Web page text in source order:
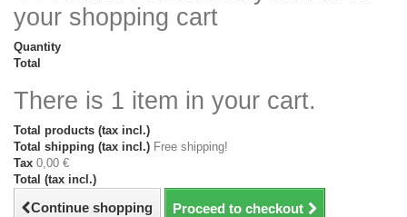
your shopping cart
Quantity
Total
There is 1 item in your cart.
Total products (tax incl.)
Total shipping (tax incl.) Free shipping!
Tax 0,00 €
Total (tax incl.)
Continue shopping Proceed to checkout